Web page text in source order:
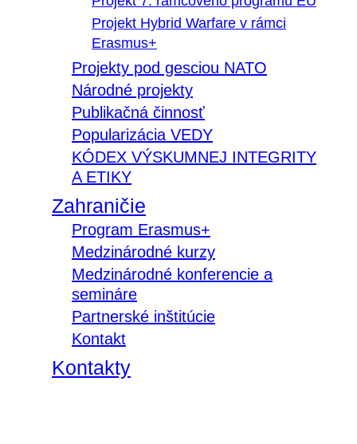
Projekt Hybrid Warfare v rámci
Erasmus+
Projekty pod gesciou NATO
Národné projekty
Publikačná činnosť
Popularizácia VEDY
KÓDEX VÝSKUMNEJ INTEGRITY
A ETIKY
Zahraničie
Program Erasmus+
Medzinárodné kurzy
Medzinárodné konferencie a
semináre
Partnerské inštitúcie
Kontakt
Kontakty